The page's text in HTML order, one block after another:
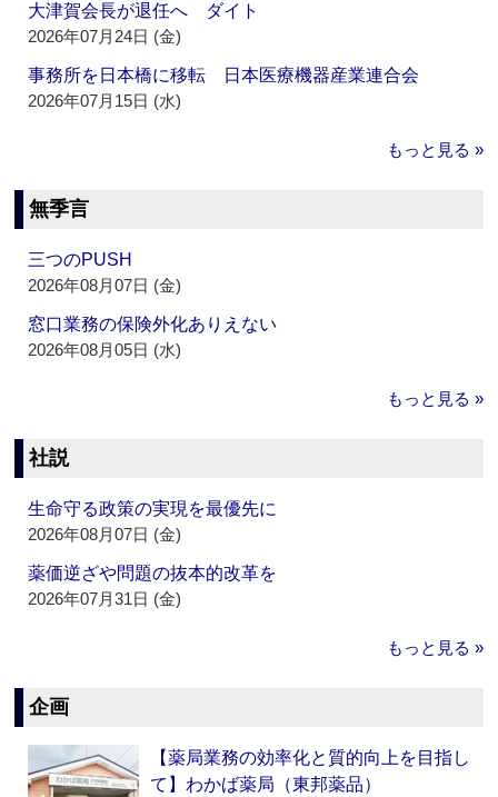
大津賀会長が退任へ ダイト
2026年07月24日 (金)
事務所を日本橋に移転 日本医療機器産業連合会
2026年07月15日 (水)
もっと見る »
無季言
三つのPUSH
2026年08月07日 (金)
窓口業務の保険外化ありえない
2026年08月05日 (水)
もっと見る »
社説
生命守る政策の実現を最優先に
2026年08月07日 (金)
薬価逆ざや問題の抜本的改革を
2026年07月31日 (金)
もっと見る »
企画
【薬局業務の効率化と質的向上を目指し
て】わかば薬局（東邦薬品）